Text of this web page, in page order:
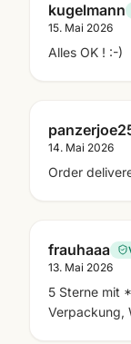
kugelmann
15. Mai 2026
Alles OK ! :-)
14. Mai 2026
Order
frauhaaa
13. Mai 2026
5 Sterne mit
Verpackung,